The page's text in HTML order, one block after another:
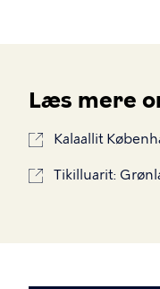
Læs mere
Kalaallit
Tikilluarit: